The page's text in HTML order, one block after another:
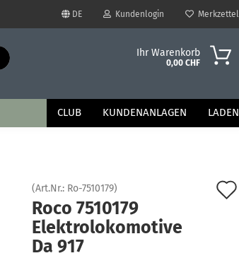
DE Kundenlogin
vergessen?
Merkzettel
Ihr Warenkorb
0,00 CHF
CLUB KUNDENANLAGEN LADEN
(Art.Nr.: Ro-7510179)
Roco 7510179
Elektrolokomotive
Da 917